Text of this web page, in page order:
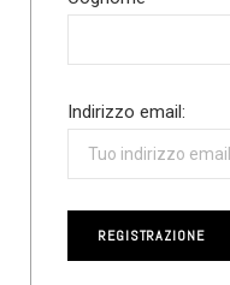
Indirizzo email: